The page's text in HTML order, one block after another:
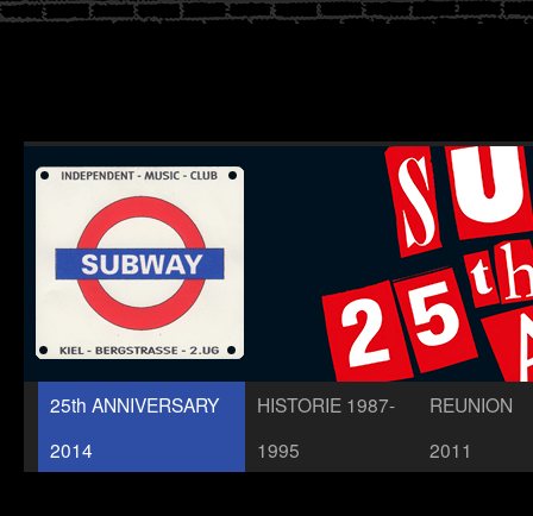
Zum
Inhalt
25th ANNIVERSARY
2014
HISTORIE 1987-
1995
REUNION
2011